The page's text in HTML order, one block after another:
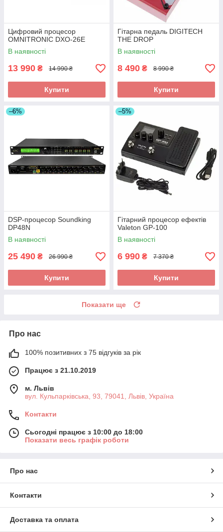
Цифровий процесор
OMNITRONIC DXO-26E
В наявності
13 990 ₴ 14 990 ₴
Купити
Гітарна педаль DIGITECH
THE DROP
В наявності
8 490 ₴ 8 990 ₴
Купити
–6%
DSP-процесор Soundking
DP48N
В наявності
25 490 ₴ 26 990 ₴
Купити
–5%
Гітарний процесор ефектів
Valeton GP-100
В наявності
6 990 ₴ 7 370 ₴
Купити
Показати ще
Про нас
100% позитивних з 75 відгуків за рік
Працює з 21.10.2019
м. Львів
вул. Кульпарківська, 93, 79041, Львів, Україна
Контакти
Сьогодні працює з 10:00 до 18:00
Показати весь графік роботи
Про нас
Контакти
Доставка та оплата